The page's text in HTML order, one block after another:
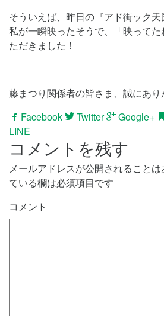
そういえば、昨日の『アド街ック天
私が一瞬映ったそうで、「映って
ただきました！
藤まつり関係者の皆さま、誠にあり
Facebook
Twitter Google+
LINE
コメントを残す
メールアドレスが公開されることは
ている欄は必須項目です
コメント